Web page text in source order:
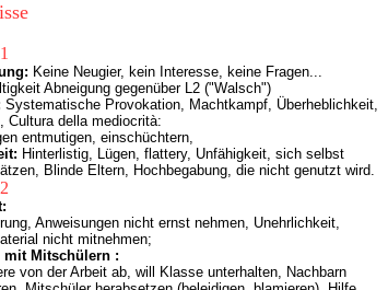
Keine Neugier, kein Interesse, keine Fragen...
Abneigung gegenüber L2 ("Walsch")
Systematische Provokation, Machtkampf, Überheblichkeit,
Cultura della mediocrità:
entmutigen, einschüchtern,
Hinterlistig, Lügen, flattery, Unfähigkeit, sich selbst
Blinde Eltern, Hochbegabung, die nicht genutzt wird.
Anweisungen nicht ernst nehmen, Unehrlichkeit,
nicht mitnehmen;
mit Mitschülern :
von der Arbeit ab, will Klasse unterhalten, Nachbarn